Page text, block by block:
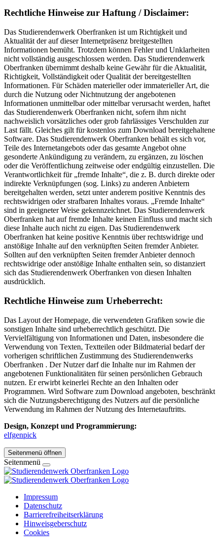
Rechtliche Hinweise zur Haftung / Disclaimer:
Das Studierendenwerk Oberfranken ist um Richtigkeit und
Aktualität der auf dieser Internetpräsenz breitgestellten
Informationen bemüht. Trotzdem können Fehler und Unklarheiten
nicht vollständig ausgeschlossen werden. Das Studierendenwerk
Oberfranken übernimmt deshalb keine Gewähr für die Aktualität,
Richtigkeit, Vollständigkeit oder Qualität der bereitgestellten
Informationen. Für Schäden materieller oder immaterieller Art, die
durch die Nutzung oder Nichtnutzung der angebotenen
Informationen unmittelbar oder mittelbar verursacht werden, haftet
das Studierendenwerk Oberfranken nicht, sofern ihm nicht
nachweislich vorsätzliches oder grob fahrlässiges Verschulden zur
Last fällt. Gleiches gilt für kostenlos zum Download bereitgehaltene
Software. Das Studierendenwerk Oberfranken behält es sich vor,
Teile des Internetangebots oder das gesamte Angebot ohne
gesonderte Ankündigung zu verändern, zu ergänzen, zu löschen
oder die Veröffentlichung zeitweise oder endgültig einzustellen. Die
Verantwortlichkeit für „fremde Inhalte“, die z. B. durch direkte oder
indirekte Verknüpfungen (sog. Links) zu anderen Anbietern
bereitgehalten werden, setzt unter anderem positive Kenntnis des
rechtswidrigen oder strafbaren Inhaltes voraus. „Fremde Inhalte“
sind in geeigneter Weise gekennzeichnet. Das Studierendenwerk
Oberfranken hat auf fremde Inhalte keinen Einfluss und macht sich
diese Inhalte auch nicht zu eigen. Das Studierendenwerk
Oberfranken hat keine positive Kenntnis über rechtswidrige und
anstößige Inhalte auf den verknüpften Seiten fremder Anbieter.
Sollten auf den verknüpften Seiten fremder Anbieter dennoch
rechtswidrige oder anstößige Inhalte enthalten sein, so distanziert
sich das Studierendenwerk Oberfranken von diesen Inhalten
ausdrücklich.
Rechtliche Hinweise zum Urheberrecht:
Das Layout der Homepage, die verwendeten Grafiken sowie die
sonstigen Inhalte sind urheberrechtlich geschützt. Die
Vervielfältigung von Informationen und Daten, insbesondere die
Verwendung von Texten, Textteilen oder Bildmaterial bedarf der
vorherigen schriftlichen Zustimmung des Studierendenwerks
Oberfranken . Der Nutzer darf die Inhalte nur im Rahmen der
angebotenen Funktionalitäten für seinen persönlichen Gebrauch
nutzen. Er erwirbt keinerlei Rechte an den Inhalten oder
Programmen. Wird Software zum Download angeboten, beschränkt
sich die Nutzungsberechtigung des Nutzers auf die persönliche
Verwendung im Rahmen der Nutzung des Internetauftritts.
Design, Konzept und Programmierung:
elfgenpick
Seitenmenü öffnen
Seitenmenü
Impressum
Datenschutz
Barrierefreiheitserklärung
Hinweisgeberschutz
Cookies